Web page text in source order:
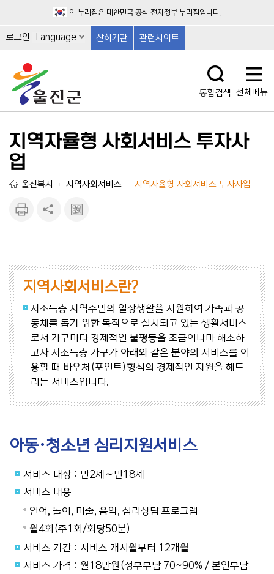
이 누리집은 대한민국 공식 전자정부 누리집입니다.
로그인 Language 산하기관 관련사이트
통합검색 전체메뉴
지역자율형 사회서비스 투자사
업
울진복지 지역사회서비스 지역자율형 사회서비스 투자사업
기
기
크 보
지역사회서비스란?
저소득층 지역주민의 일상생활을 지원하여 가족과 공
동체를 돕기 위한 목적으로 실시되고 있는 생활서비스
로서 가구마다 경제적인 불평등을 조금이나마 해소하
고자 저소득층 가구가 아래와 같은 분야의 서비스를 이
용할 때 바우처(포인트)형식의 경제적인 지원을 해드
리는 서비스입니다.
아동·청소년 심리지원서비스
서비스 대상 : 만2세∼만18세
서비스 내용
언어, 놀이, 미술, 음악, 심리상담 프로그램
월4회(주1회/회당50분)
서비스 기간 : 서비스 개시월부터 12개월
서비스 가격 : 월18만원(정부부담 70~90% / 본인부담